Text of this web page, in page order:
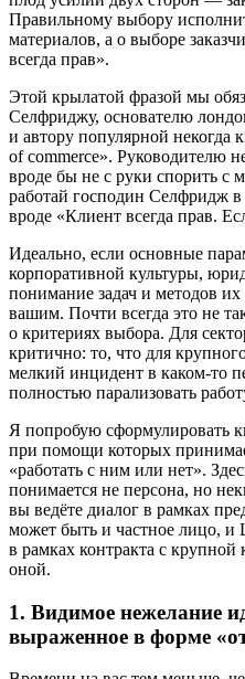
Правильному выбору
материалов, а о выборе
всегда прав».
Этой крылатой фразой мы
Селфриджу, основателю
и автору популярной некогда
of commerce». Руководителю
вроде бы не с руки спорить с
работай господин Селфридж
вроде «Клиент всегда прав.
Идеально, если основные
корпоративной культуры,
понимание задач и методов
вашим. Почти всегда это не
о критериях выбора. Для
критично: то, что для
мелкий инцидент в каком-то
полностью парализовать
Я попробую сформулировать
при помощи которых
«работать с ним или нет».
понимается не персона, но
вы ведёте диалог в рамках
может быть и частное лицо, и
в рамках контракта с
оной.
1. Видимое нежелание
выраженное в форме